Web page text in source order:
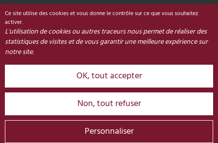
Office de Tourisme de Colmar & sa région
Place Unterlinden
+33 (0)3 89 20 68 92
CONTACT
GESTION DES COOKIES
© 2026 Colmar Réservation
Ce site utilise des cookies et vous donne le contrôle sur ce que vous souhaitez
activer.
L'utilisation de cookies ou autres traceurs nous permet de réaliser des
statistiques de visites et de vous garantir une meilleure expérience sur
notre site.
OK, tout accepter
Non, tout refuser
Personnaliser